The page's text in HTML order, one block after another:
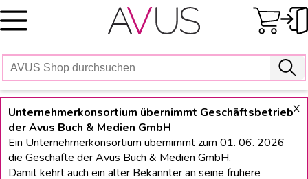
Skip
to
X
Unternehmerkonsortium übernimmt Geschäftsbetrieb
der Avus Buch & Medien GmbH
Ein Unternehmerkonsortium übernimmt zum 01. 06. 2026
die Geschäfte der Avus Buch & Medien GmbH.
Damit kehrt auch ein alter Bekannter an seine frühere